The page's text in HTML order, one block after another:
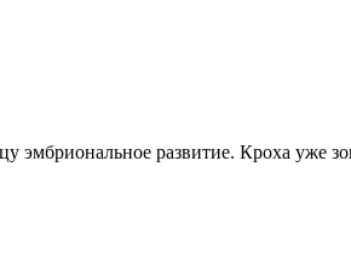
эмбриональное развитие. Кроха уже